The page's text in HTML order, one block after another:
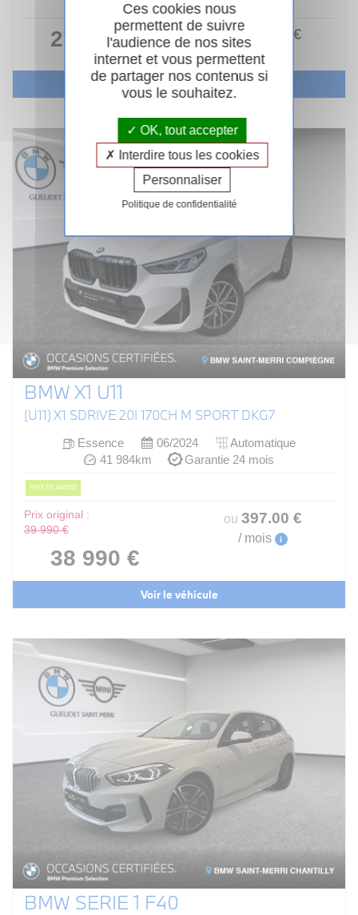
45 498km Garantie 24 mois
27 990 € ou320 €
/ mois
Voir le véhicule
BMW X1 U11
(U11) X1 SDRIVE 20I 170CH M SPORT DKG7
Essence 06/2024
Automatique
41 984km
Garantie 24 mois
PRIX EN BAISSE
Prix original :
39 990 €
38 990 €
ou 397.00 €
/ mois i
Voir le véhicule
BMW SERIE 1 F40
Ces cookies nous
permettent de suivre
l'audience de nos sites
internet et vous permettent
de partager nos contenus si
vous le souhaitez.
OK, tout accepter
Interdire tous les cookies
Personnaliser
Politique de confidentialité